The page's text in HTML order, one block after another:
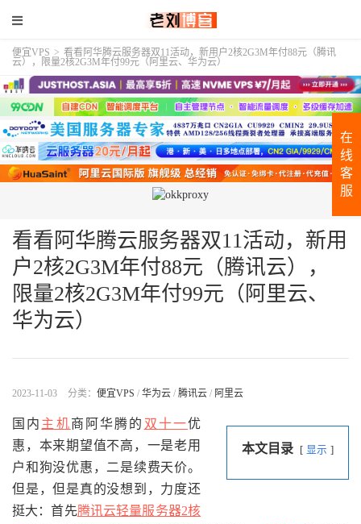
便宜VPS > 看看阿华腾云服务器双11活动，新用户2核2G3M年付88元（腾讯
云），限量2核2G3M年付99元（阿里云、华为云）
看看阿华腾云服务器双11活动，新用
户2核2G3M年付88元（腾讯云），
限量2核2G3M年付99元（阿里云、
华为云）
2023-11-03 分类： 便宜VPS / 华为云 / 腾讯云 / 阿里云
本文目录 显示
国内 主机商阿华腾的 双十一优
惠，本来期望值不高，一是老用
户和狗没优惠，二是续费天价。
但是，但是真的没想到，力度还
挺大：首先腾讯云轻量服务器2核
在
线
客
服